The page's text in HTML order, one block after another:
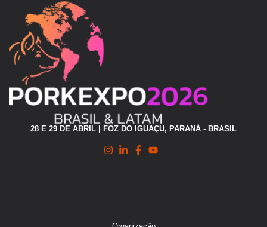
28 E 29 DE ABRIL | FOZ DO IGUAÇU, PARANÁ - BRASIL